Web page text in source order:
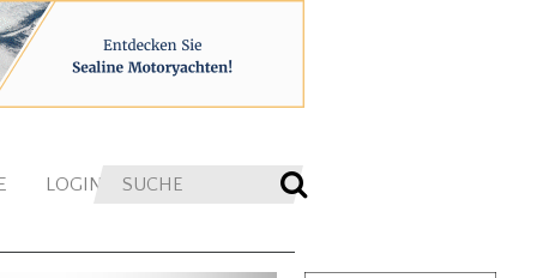
LOGIN